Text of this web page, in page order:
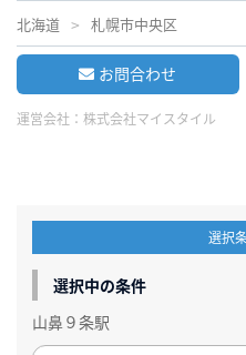
北海道 札幌市中央区
お問合わせ
運営会社： 株式会社マイスタイル
選択
選択中の条件
山鼻９条駅